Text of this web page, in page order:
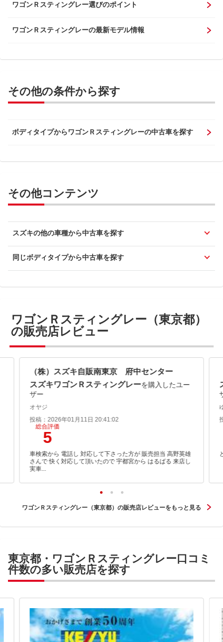
ワゴンＲスティングレー選びのポイント
ワゴンＲスティングレーの最新モデル情報
その他の条件から探す
ボディタイプからワゴンＲスティングレーの中古車を探す
その他コンテンツ
スズキの他の車種から中古車を探す
同じボディタイプから中古車を探す
ワゴンＲスティングレー（東京都）
の販売店レビュー
（株）スズキ自販南東京 府中センター
スズキワゴンＲスティングレーを購入したユー
ザー
オヤジ
投稿：2026年01月11日 20:41:02
総合評価
5
車検索から 電話し 対応して下さった方が 販売担当 高野英雄
さんで 快く対応して頂いたので 宇都宮から はるばる 来店し
実車...
ワゴンＲスティングレー（東京都）の販売店レビューをもっと見る
東京都・ワゴンＲスティングレー口コミ
件数の多い販売店を探す